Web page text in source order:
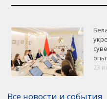
VK Google+
23
Все новости и события